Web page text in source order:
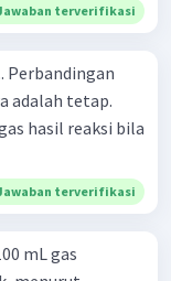
terverifikasi
adalah tetap.
hasil reaksi bila
terverifikasi
mL gas